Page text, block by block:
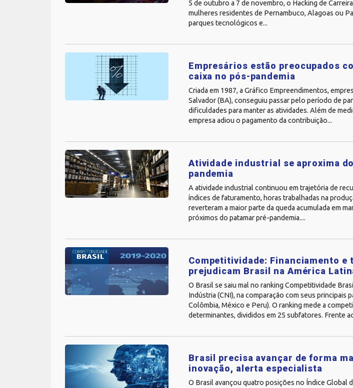
5 de outubro a 7 de novembro, o Hacking de
mulheres residentes de Pernambuco, Alagoas ou
parques tecnológicos e...
Empresários estão preocupados
caixa no pós-pandemia
Criada em 1987, a Gráfico Empreendimentos,
Salvador (BA), conseguiu passar pelo período de
dificuldades para manter as atividades. Além de
empresa adiou o pagamento da contribuição...
Atividade industrial se aproxima
pandemia
A atividade industrial continuou em trajetória de
índices de faturamento, horas trabalhadas na
reverteram a maior parte da queda acumulada em
próximos do patamar pré-pandemia....
Competitividade: Financiamento e
prejudicam Brasil na América
O Brasil se saiu mal no ranking Competitividade
Indústria (CNI), na comparação com seus principais
Colômbia, México e Peru). O ranking mede a
determinantes, divididos em 25 subfatores. Frente
Brasil precisa avançar de forma
inovação, alerta especialista
O Brasil avançou quatro posições no Índice Global